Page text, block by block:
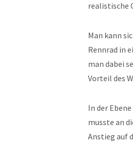
realistische
Man kann
Rennrad in
man dabei
Vorteil des
In der
musste an
Anstieg auf